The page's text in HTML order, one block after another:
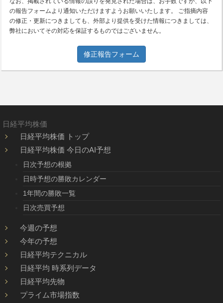
の報告フォームより通知いただけますようお願いいたします。 ご指摘内容
の修正・更新につきましても、外部より提供を受けた情報につきましては、
弊社においてその対応を保証するものではございません。
修正報告フォーム
日経平均株価
日経平均株価 トップ
日経平均株価 今日のAI予想
日次予想の根拠
日時予想の勝敗カレンダー
1年間の勝敗一覧
日次売買予想
今週の予想
今年の予想
日経平均テクニカル
日経平均 時系列データ
日経平均先物
プライム市場指数